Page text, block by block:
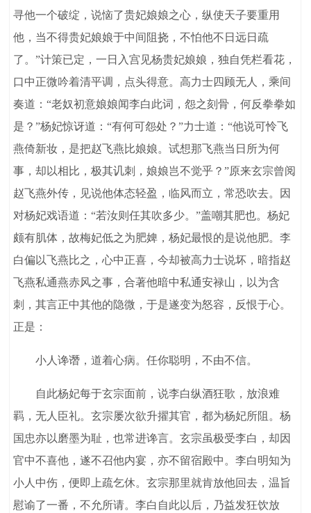
寻他一个破绽，说恼了贵妃娘娘之心，纵使天子要重用
他，当不得贵妃娘娘于中间阻挠，不怕他不日远日疏
了。”计策已定，一日入宫见杨贵妃娘娘，独自凭栏看花，
口中正微吟着清平调，点头得意。高力士四顾无人，乘间
奏道：“老奴初意娘娘闻李白此词，怨之刻骨，何反拳拳如
是？”杨妃惊讶道：“有何可怨处？”力士道：“他说可怜飞
燕倚新妆，是把赵飞燕比娘娘。试想那飞燕当日所为何
事，却以相比，极其讥刺，娘娘岂不觉乎？”原来玄宗曾阅
赵飞燕外传，见说他体态轻盈，临风而立，常恐吹去。因
对杨妃戏语道：“若汝则任其吹多少。”盖嘲其肥也。杨妃
颇有肌体，故梅妃低之为肥婢，杨妃最恨的是说他肥。李
白偏以飞燕比之，心中正喜，今却被高力士说坏，暗指赵
飞燕私通燕赤风之事，合著他暗中私通安禄山，以为含
刺，其言正中其他的隐微，于是遂变为怒容，反恨于心。
正是：
小人谗谮，道着心病。任你聪明，不由不信。
自此杨妃每于玄宗面前，说李白纵酒狂歌，放浪难
羁，无人臣礼。玄宗屡次欲升擢其官，都为杨妃所阻。杨
国忠亦以磨墨为耻，也常进谗言。玄宗虽极受李白，却因
官中不喜他，遂不召他内宴，亦不留宿殿中。李白明知为
小人中伤，便即上疏乞休。玄宗那里就肯放他回去，温旨
慰谕了一番，不允所请。李白自此以后，乃益发狂饮放